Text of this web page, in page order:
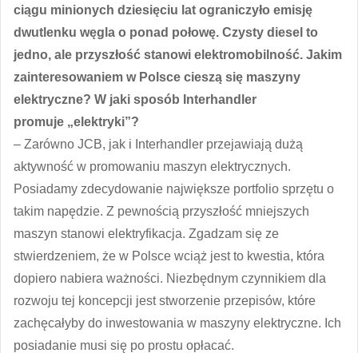
ciągu minionych dziesięciu lat ograniczyło emisję
dwutlenku węgla o ponad połowę. Czysty diesel to
jedno, ale przyszłość stanowi elektromobilność. Jakim
zainteresowaniem w Polsce cieszą się maszyny
elektryczne? W jaki sposób Interhandler
promuje „elektryki”?
– Zarówno JCB, jak i Interhandler przejawiają dużą
aktywność w promowaniu maszyn elektrycznych.
Posiadamy zdecydowanie największe portfolio sprzętu o
takim napędzie. Z pewnością przyszłość mniejszych
maszyn stanowi elektryfikacja. Zgadzam się ze
stwierdzeniem, że w Polsce wciąż jest to kwestia, która
dopiero nabiera ważności. Niezbędnym czynnikiem dla
rozwoju tej koncepcji jest stworzenie przepisów, które
zachęcałyby do inwestowania w maszyny elektryczne. Ich
posiadanie musi się po prostu opłacać.